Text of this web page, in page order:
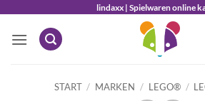
springen
lindaxx | Spielwaren online
START / MARKEN / LEGO® /